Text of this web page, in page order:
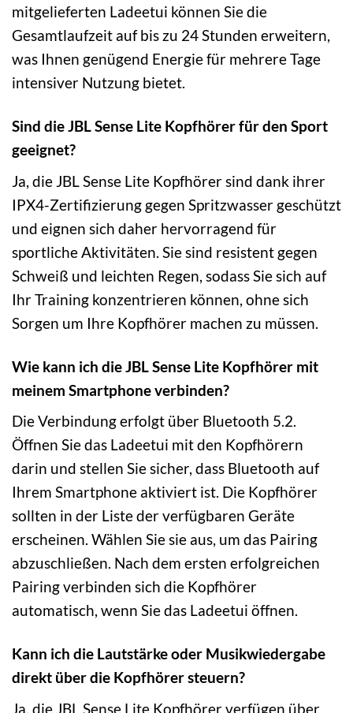
mitgelieferten Ladeetui können Sie die
Gesamtlaufzeit auf bis zu 24 Stunden erweitern,
was Ihnen genügend Energie für mehrere Tage
intensiver Nutzung bietet.
Sind die JBL Sense Lite Kopfhörer für den Sport
geeignet?
Ja, die JBL Sense Lite Kopfhörer sind dank ihrer
IPX4-Zertifizierung gegen Spritzwasser geschützt
und eignen sich daher hervorragend für
sportliche Aktivitäten. Sie sind resistent gegen
Schweiß und leichten Regen, sodass Sie sich auf
Ihr Training konzentrieren können, ohne sich
Sorgen um Ihre Kopfhörer machen zu müssen.
Wie kann ich die JBL Sense Lite Kopfhörer mit
meinem Smartphone verbinden?
Die Verbindung erfolgt über Bluetooth 5.2.
Öffnen Sie das Ladeetui mit den Kopfhörern
darin und stellen Sie sicher, dass Bluetooth auf
Ihrem Smartphone aktiviert ist. Die Kopfhörer
sollten in der Liste der verfügbaren Geräte
erscheinen. Wählen Sie sie aus, um das Pairing
abzuschließen. Nach dem ersten erfolgreichen
Pairing verbinden sich die Kopfhörer
automatisch, wenn Sie das Ladeetui öffnen.
Kann ich die Lautstärke oder Musikwiedergabe
direkt über die Kopfhörer steuern?
Ja, die JBL Sense Lite Kopfhörer verfügen über